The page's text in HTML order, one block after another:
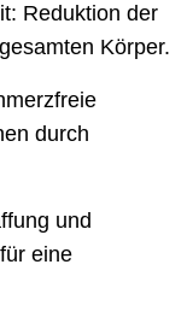
Reduktion der
Körper.
durch
und
eine